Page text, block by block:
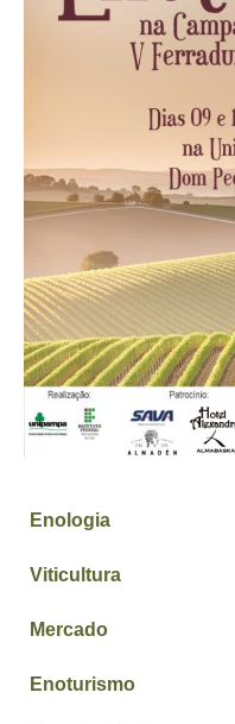
Enologia
Viticultura
Mercado
Enoturismo